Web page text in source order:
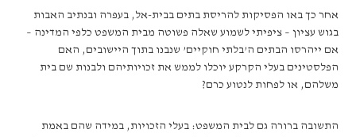
אחר כך באו הפסיקות להריסת בתים בבית-אל, בעפרה ובנתיב האבות
בגוש עציון – ציפיתי לשמוע שאלה פשוטה מבית המשפט כלפי המדינה –
אם ייהרסו הבתים ה’בלתי חוקיים’ שנבנו בתוך היישובים, האם
הפלסטינים בעלי הקרקע יוכלו לממש את זכויותיהם ולבנות שם בית
משלהם, או לפחות לנטוע כרם?
התשובה ברורה גם לבית המשפט: בעלי הזכויות, במידה שהם באמת